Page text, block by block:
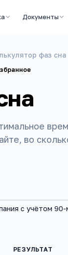
Документы
фаз сна
во
с учётом